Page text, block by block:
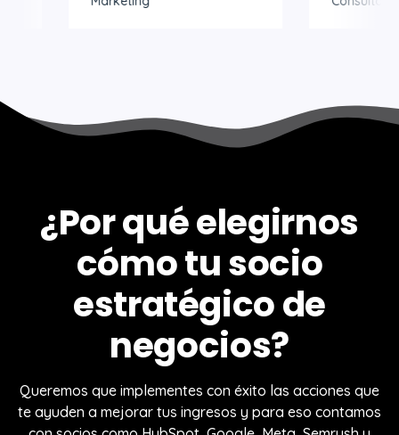
¿Por qué elegirnos
cómo tu socio
estratégico de
negocios?
Queremos que implementes con éxito las acciones que
te ayuden a mejorar tus ingresos y para eso contamos